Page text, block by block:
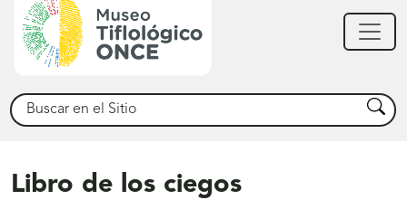
Buscar Buscar
Libro de los ciegos